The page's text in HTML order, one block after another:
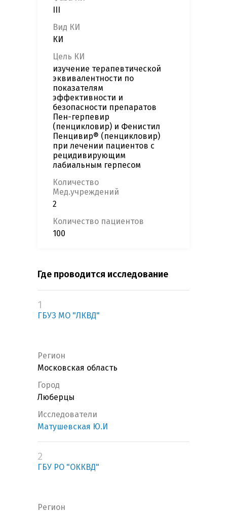
Вид КИ
КИ
Цель КИ
изучение терапевтической
эквивалентности по
показателям
эффективности и
безопасности препаратов
Пен-герпевир
(пенцикловир) и Фенистил
Пенцивир® (пенцикловир)
при лечении пациентов с
рецидивирующим
лабиальным герпесом
Количество
Мед.учреждений
2
Количество пациентов
100
Где проводится исследование
1
ГБУЗ МО "ЛКВД"
Регион
Московская область
Город
Люберцы
Исследователи
Матушевская Ю.И
2
ГБУ РО "ОККВД"
Регион